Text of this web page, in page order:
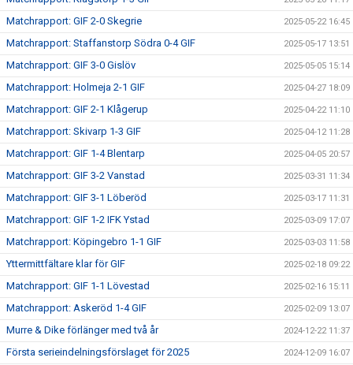
Matchrapport: GIF 2-0 Skegrie 2025-05-22 16:45
Matchrapport: Staffanstorp Södra 0-4 GIF 2025-05-17 13:51
Matchrapport: GIF 3-0 Gislöv 2025-05-05 15:14
Matchrapport: Holmeja 2-1 GIF 2025-04-27 18:09
Matchrapport: GIF 2-1 Klågerup 2025-04-22 11:10
Matchrapport: Skivarp 1-3 GIF 2025-04-12 11:28
Matchrapport: GIF 1-4 Blentarp 2025-04-05 20:57
Matchrapport: GIF 3-2 Vanstad 2025-03-31 11:34
Matchrapport: GIF 3-1 Löberöd 2025-03-17 11:31
Matchrapport: GIF 1-2 IFK Ystad 2025-03-09 17:07
Matchrapport: Köpingebro 1-1 GIF 2025-03-03 11:58
Yttermittfältare klar för GIF 2025-02-18 09:22
Matchrapport: GIF 1-1 Lövestad 2025-02-16 15:11
Matchrapport: Askeröd 1-4 GIF 2025-02-09 13:07
Murre & Dike förlänger med två år 2024-12-22 11:37
Första serieindelningsförslaget för 2025 2024-12-09 16:07